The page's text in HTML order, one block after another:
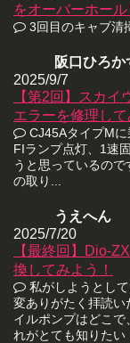
をオーバーホール
3回目のキャブ清
阪口ひろか
2025/9/7
【第2回】スカ
エラーを修理して
CJ45AタイプM
FIランプ点灯、1速
うと思っているの
の取り...
うえへん
2025/7/20
【最終回】Dio-
換してみよう！
私がしようとし
変ありがたく拝読
イルポンプはどこ
れがとても知りたい